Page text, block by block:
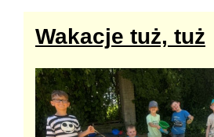
Wakacje tuż, tuż